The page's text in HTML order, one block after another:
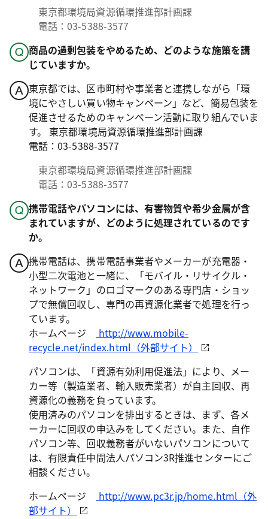
東京都環境局資源循環推進部計画課
電話：03-5388-3577
商品の過剰包装をやめるため、どのような施策を講
じていますか。
東京都では、区市町村や事業者と連携しながら「環
境にやさしい買い物キャンペーン」など、簡易包装を
促進させるためのキャンペーン活動に取り組んでいま
す。 東京都環境局資源循環推進部計画課
電話：03-5388-3577
東京都環境局資源循環推進部計画課
電話：03-5388-3577
携帯電話やパソコンには、有害物質や希少金属が含
まれていますが、どのように処理されているのです
か。
携帯電話は、携帯電話事業者やメーカーが充電器・
小型二次電池と一緒に、「モバイル・リサイクル・
ネットワーク」のロゴマークのある専門店・ショッ
プで無償回収し、専門の再資源化業者で処理を行っ
ています。
ホームページ
http://www.mobile-
recycle.net/index.html（外部サイト）
パソコンは、「資源有効利用促進法」により、メー
カー等（製造業者、輸入販売業者）が自主回収、再
資源化の義務を負っています。
使用済みのパソコンを排出するときは、まず、各メ
ーカーに回収の申込みをしてください。また、自作
パソコン等、回収義務者がいないパソコンについて
は、有限責任中間法人パソコン3R推進センターにご
相談ください。
ホームページ
http://www.pc3r.jp/home.html（外
部サイト）